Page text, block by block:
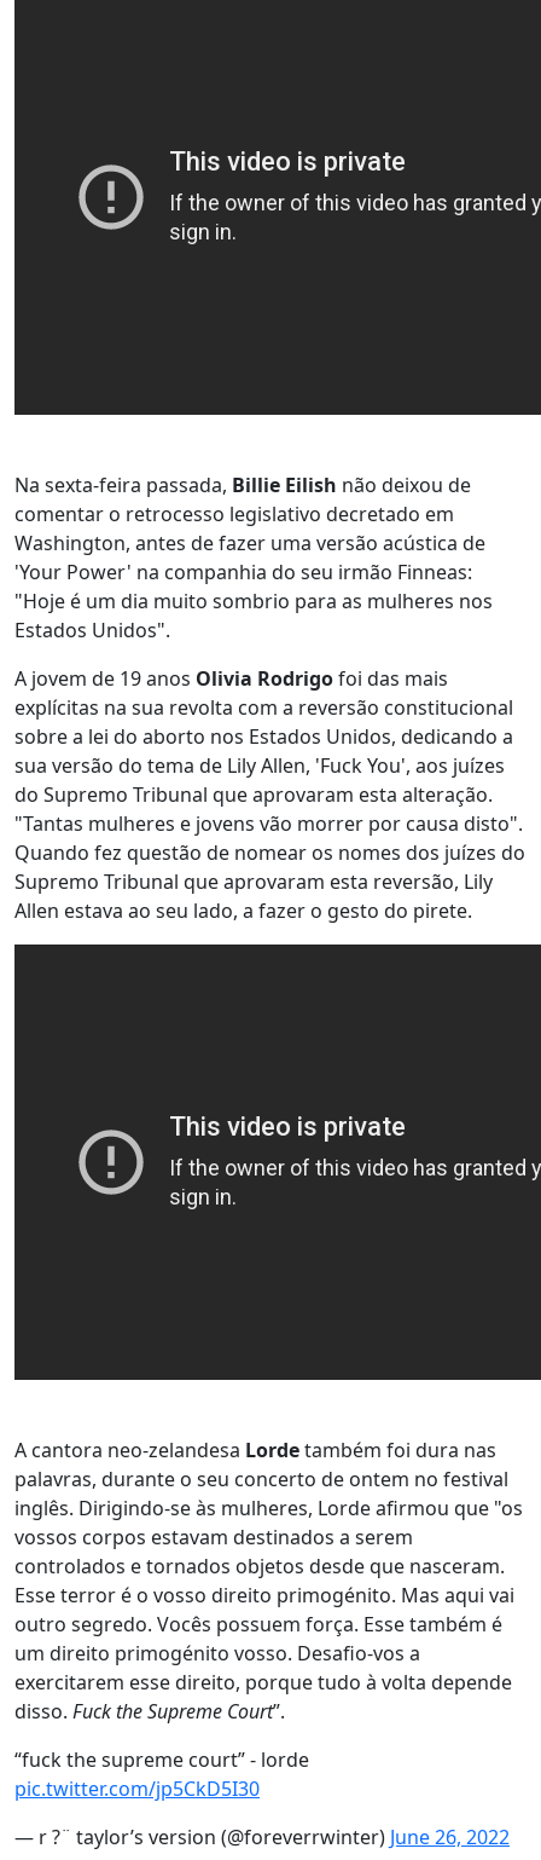
Na sexta-feira passada, Billie Eilish não deixou de
comentar o retrocesso legislativo decretado em
Washington, antes de fazer uma versão acústica de
'Your Power' na companhia do seu irmão Finneas:
"Hoje é um dia muito sombrio para as mulheres nos
Estados Unidos".
A jovem de 19 anos Olivia Rodrigofoi das mais
explícitas na sua revolta com a reversão constitucional
sobre a lei do aborto nos Estados Unidos, dedicando a
sua versão do tema de Lily Allen, 'Fuck You', aos juízes
do Supremo Tribunal que aprovaram esta alteração.
"Tantas mulheres e jovens vão morrer por causa disto".
Quando fez questão de nomear os nomes dos juízes do
Supremo Tribunal que aprovaram esta reversão, Lily
Allen estava ao seu lado, a fazer o gesto do pirete.
A cantora neo-zelandesa Lordetambém foi dura nas
palavras, durante o seu concerto de ontem no festival
inglês. Dirigindo-se às mulheres, Lorde afirmou que "os
vossos corpos estavam destinados a serem
controlados e tornados objetos desde que nasceram.
Esse terror é o vosso direito primogénito. Mas aqui vai
outro segredo. Vocês possuem força. Esse também é
um direito primogénito vosso. Desafio-vos a
exercitarem esse direito, porque tudo à volta depende
disso. Fuck the Supreme Court”.
“fuck the supreme court” - lorde
pic.twitter.com/jp5CkD5I30
— r ?¨ taylor’s version (@foreverrwinter) June 26, 2022